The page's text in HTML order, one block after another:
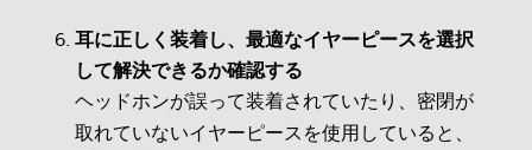
耳に正しく装着し、最適なイヤーピースを選択
して解決できるか確認する
ヘッドホンが誤って装着されていたり、密閉が
取れていないイヤーピースを使用していると、